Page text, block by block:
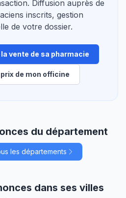
Diffusion auprès de
inscrits, gestion
de votre dossier.
vente de sa pharmacie
de mon officine
du département
les départements
dans ses villes